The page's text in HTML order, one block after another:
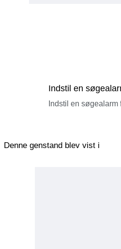
Indstil en
Indstil en
Denne genstand blev vist i